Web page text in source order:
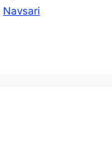
Navsari